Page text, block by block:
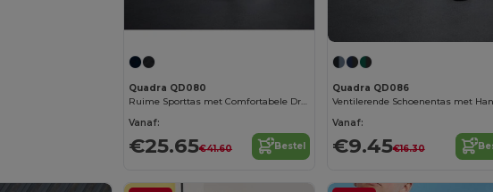
Quadra QD080
Ruime Sporttas met Comfortabele Draagopties
Vanaf:
€25.65€41.60 Bestel
Quadra QD086
Vanaf:
€9.45€16.30